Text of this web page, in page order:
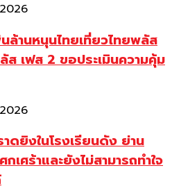
านหนุนไทยเที่ยวไทยพลัส
ส เฟส 2 ขอประเมินความคุ้ม
ดยิงในโรงเรียนดัง ย่าน
เศร้าและยังไม่สามารถทำใจ